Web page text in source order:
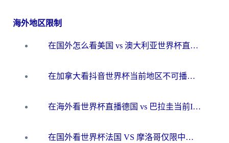
海外地区限制
在国外怎么看美国 vs 澳大利亚世界杯直播？海外党必藏的中文解说观赛指南
在加拿大看抖音世界杯当前地区不可播放？海外党体育观赛终极指南
在海外看世界杯直播德国 vs 巴拉圭当前IP受限制？这篇指南帮你轻松解决地区限制
在国外看世界杯法国 VS 摩洛哥仅限中国大陆？别让地域限制拦下你的欢呼